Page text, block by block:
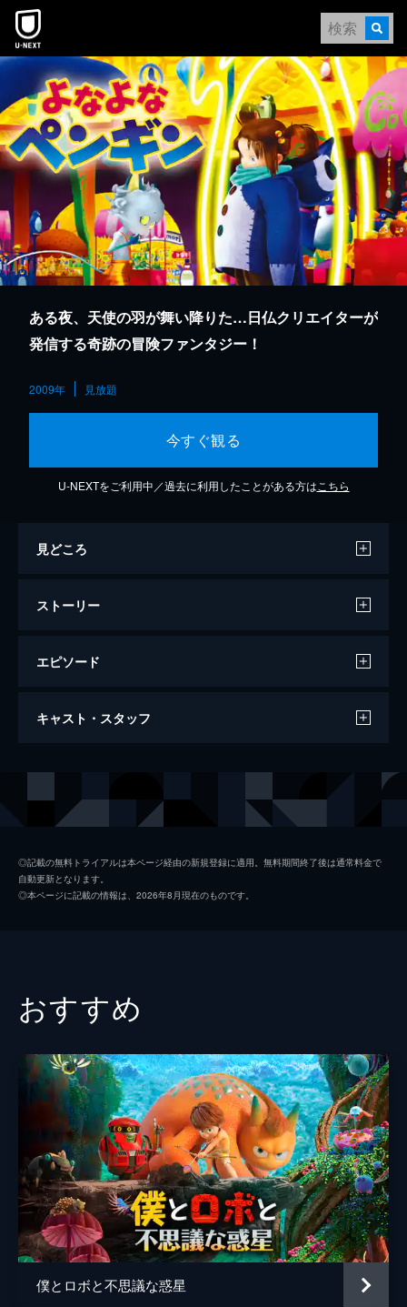
本文へスキップ
ある夜、天使の羽が舞い降りた…日仏クリエイターが
発信する奇跡の冒険ファンタジー！
2009年 見放題
今すぐ観る
U-NEXTをご利用中／過去に利用したことがある方は こちら
見どころ
ストーリー
エピソード
よなよなペンギン
キャスト・スタッフ
チャリー 田中麗奈
ムルムル 山口勝平
チャビスケ TARAKO
おじさんたち 野沢那智
おじさんたち 内海賢二
悪ガキ三人組 くまいもとこ
悪ガキ三人組 桑島法子
悪ガキ三人組 朴路美
スパイダー
◎記載の無料トライアルは本ページ経由の新規登録に適用。無料期間終了後は通常料金で
自動更新となります。
◎本ページに記載の情報は、2026年8月現在のものです。
おすすめ
僕とロボと不思議な惑星